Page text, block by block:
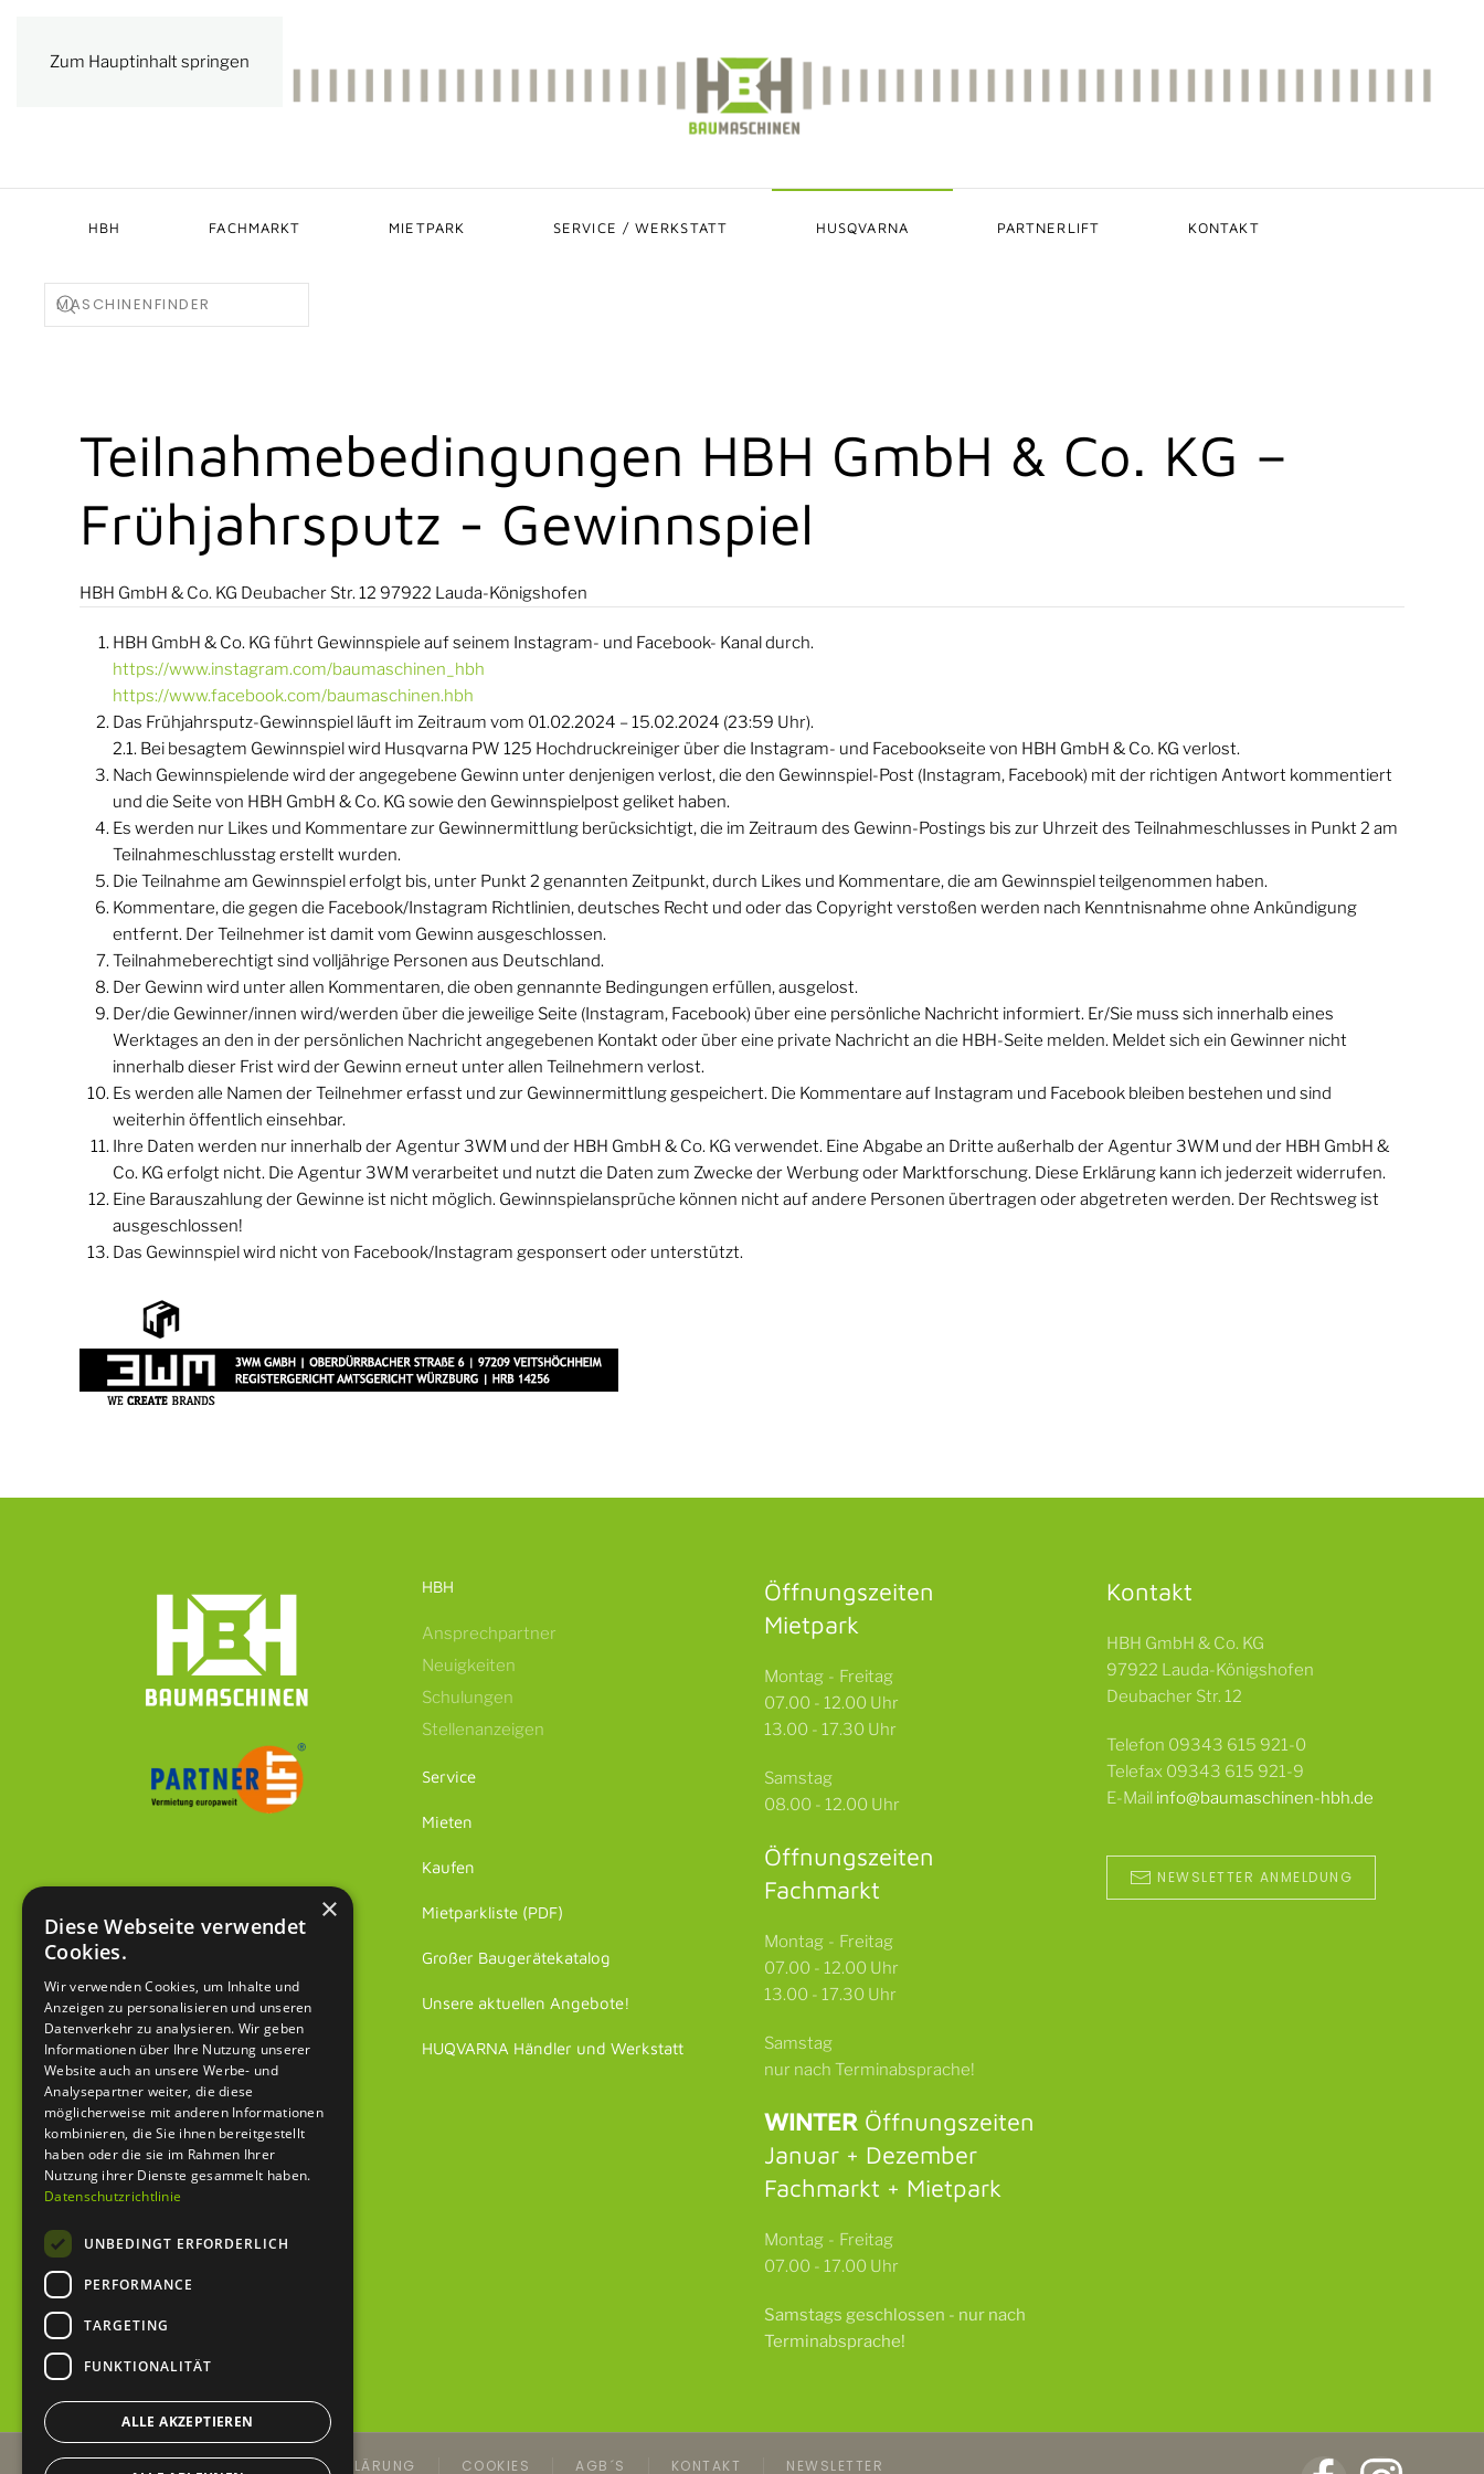
Zum Hauptinhalt springen
HBH FACHMARKT MIETPARK SERVICE / WERKSTATT HUSQVARNA PARTNERLIFT KONTAKT
Teilnahmebedingungen HBH GmbH & Co. KG –
Frühjahrsputz - Gewinnspiel
HBH GmbH & Co. KG Deubacher Str. 12 97922 Lauda-Königshofen
HBH GmbH & Co. KG führt Gewinnspiele auf seinem Instagram- und Facebook- Kanal durch.
https://www.instagram.com/baumaschinen_hbh
https://www.facebook.com/baumaschinen.hbh
Das Frühjahrsputz-Gewinnspiel läuft im Zeitraum vom 01.02.2024 – 15.02.2024 (23:59 Uhr).
2.1. Bei besagtem Gewinnspiel wird Husqvarna PW 125 Hochdruckreiniger über die Instagram- und Facebookseite von HBH GmbH & Co. KG verlost.
Nach Gewinnspielende wird der angegebene Gewinn unter denjenigen verlost, die den Gewinnspiel-Post (Instagram, Facebook) mit der richtigen Antwort kommentiert
und die Seite von HBH GmbH & Co. KG sowie den Gewinnspielpost geliket haben.
Es werden nur Likes und Kommentare zur Gewinnermittlung berücksichtigt, die im Zeitraum des Gewinn-Postings bis zur Uhrzeit des Teilnahmeschlusses in Punkt 2 am
Teilnahmeschlusstag erstellt wurden.
Die Teilnahme am Gewinnspiel erfolgt bis, unter Punkt 2 genannten Zeitpunkt, durch Likes und Kommentare, die am Gewinnspiel teilgenommen haben.
Kommentare, die gegen die Facebook/Instagram Richtlinien, deutsches Recht und oder das Copyright verstoßen werden nach Kenntnisnahme ohne Ankündigung
entfernt. Der Teilnehmer ist damit vom Gewinn ausgeschlossen.
Teilnahmeberechtigt sind volljährige Personen aus Deutschland.
Der Gewinn wird unter allen Kommentaren, die oben gennannte Bedingungen erfüllen, ausgelost.
Der/die Gewinner/innen wird/werden über die jeweilige Seite (Instagram, Facebook) über eine persönliche Nachricht informiert. Er/Sie muss sich innerhalb eines
Werktages an den in der persönlichen Nachricht angegebenen Kontakt oder über eine private Nachricht an die HBH-Seite melden. Meldet sich ein Gewinner nicht
innerhalb dieser Frist wird der Gewinn erneut unter allen Teilnehmern verlost.
Es werden alle Namen der Teilnehmer erfasst und zur Gewinnermittlung gespeichert. Die Kommentare auf Instagram und Facebook bleiben bestehen und sind
weiterhin öffentlich einsehbar.
Ihre Daten werden nur innerhalb der Agentur 3WM und der HBH GmbH & Co. KG verwendet. Eine Abgabe an Dritte außerhalb der Agentur 3WM und der HBH GmbH &
Co. KG erfolgt nicht. Die Agentur 3WM verarbeitet und nutzt die Daten zum Zwecke der Werbung oder Marktforschung. Diese Erklärung kann ich jederzeit widerrufen.
Eine Barauszahlung der Gewinne ist nicht möglich. Gewinnspielansprüche können nicht auf andere Personen übertragen oder abgetreten werden. Der Rechtsweg ist
ausgeschlossen!
Das Gewinnspiel wird nicht von Facebook/Instagram gesponsert oder unterstützt.
HBH
Ansprechpartner
Neuigkeiten
Schulungen
Stellenanzeigen
Service
Mieten
Kaufen
Mietparkliste (PDF)
Großer Baugerätekatalog
Unsere aktuellen Angebote!
HUQVARNA Händler und Werkstatt
Öffnungszeiten
Mietpark
Montag - Freitag
07.00 - 12.00 Uhr
13.00 - 17.30 Uhr
Samstag
08.00 - 12.00 Uhr
Öffnungszeiten
Fachmarkt
Montag - Freitag
07.00 - 12.00 Uhr
13.00 - 17.30 Uhr
Samstag
nur nach Terminabsprache!
WINTER Öffnungszeiten
Januar + Dezember
Fachmarkt + Mietpark
Montag - Freitag
07.00 - 17.00 Uhr
Samstags geschlossen - nur nach
Terminabsprache!
Kontakt
HBH GmbH & Co. KG
97922 Lauda-Königshofen
Deubacher Str. 12
Telefon 09343 615 921-0
Telefax 09343 615 921-9
E-Mail info@baumaschinen-hbh.de
NEWSLETTER ANMELDUNG
DATENSCHUTZERKLÄRUNG COOKIES AGB´S KONTAKT NEWSLETTER
×
Diese Webseite verwendet
Cookies.
Wir verwenden Cookies, um Inhalte und
Anzeigen zu personalisieren und unseren
Datenverkehr zu analysieren. Wir geben
Informationen über Ihre Nutzung unserer
Website auch an unsere Werbe- und
Analysepartner weiter, die diese
möglicherweise mit anderen Informationen
kombinieren, die Sie ihnen bereitgestellt
haben oder die sie im Rahmen Ihrer
Nutzung ihrer Dienste gesammelt haben.
Datenschutzrichtlinie
UNBEDINGT ERFORDERLICH
PERFORMANCE
TARGETING
FUNKTIONALITÄT
ALLE AKZEPTIEREN